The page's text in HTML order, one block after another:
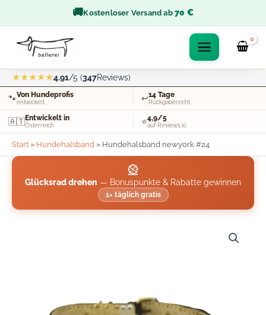
🚚Kostenloser Versand ab 70 €
Inhalt
springen
★★★★★4.91/5 (347Reviews)
🐾Von Hundeprofis
entwickelt ↩️14 Tage
Rückgaberecht
🇦🇹Entwickelt in
Österreich ⭐4,9/5
auf Reviews.io
Start » Hundehalsband » Hundehalsband newyork #24
🎡
Glücksrad drehen — Bonuspunkte & Rabatte gewinnen
1× täglich gratis